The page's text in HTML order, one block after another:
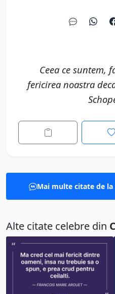
Ceea ce suntem,
fericirea noastra
Mai multe citate de
Alte citate celebre din